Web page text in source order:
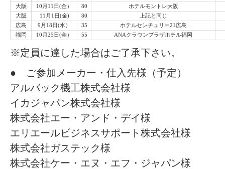
大阪
10月11日(金） 80
ホテルモントレ大阪
大阪
11月1日(金) 80
上記と同じ
広島
9月18日(水） 35
ホテルセンチュリー21広島
福岡
10月25日(金） 55 ANAクラウンプラザホテル福岡
※定員に達した場合はご了承下さい。
● ご参加メーカー・仕入先様（予定）
アルバック機工株式会社様
イカジャパン株式会社様
株式会社エー・アンド・デイ様
エリエールビジネスサポート株式会社様
株式会社ガステック様
株式会社ケー・エヌ・エフ・ジャパン様